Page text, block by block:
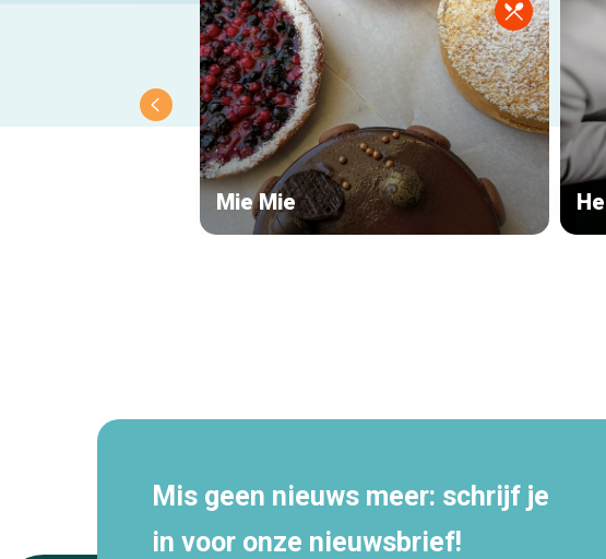
Mie Mie
Mis geen nieuws meer: schrijf je
in voor onze nieuwsbrief!